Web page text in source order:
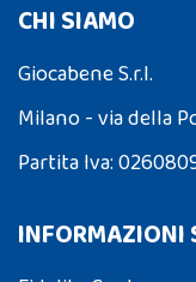
CHI SIAMO
Giocabene S.r.l.
Milano - via della
Partita Iva:
INFORMAZIONI